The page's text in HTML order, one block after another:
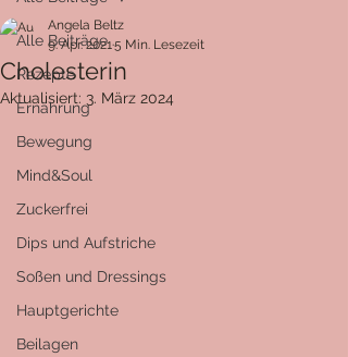
Alle Beiträge
Rezepte
Ernährung
Bewegung
Mind&Soul
Zuckerfrei
Dips und Aufstriche
Soßen und Dressings
Hauptgerichte
Beilagen
Cholesterin
Angela Beltz
9. Apr. 20215 Min. Lesezeit
Aktualisiert: 3. März 2024